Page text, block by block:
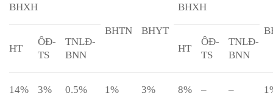
BHXH
BHTN BHYT
BHXH
HT
ÔĐ-
TS
TNLĐ-
BNN
HT
ÔĐ-
TS
TNLĐ-
BNN
14% 3% 0.5% 1% 3% 8% – –